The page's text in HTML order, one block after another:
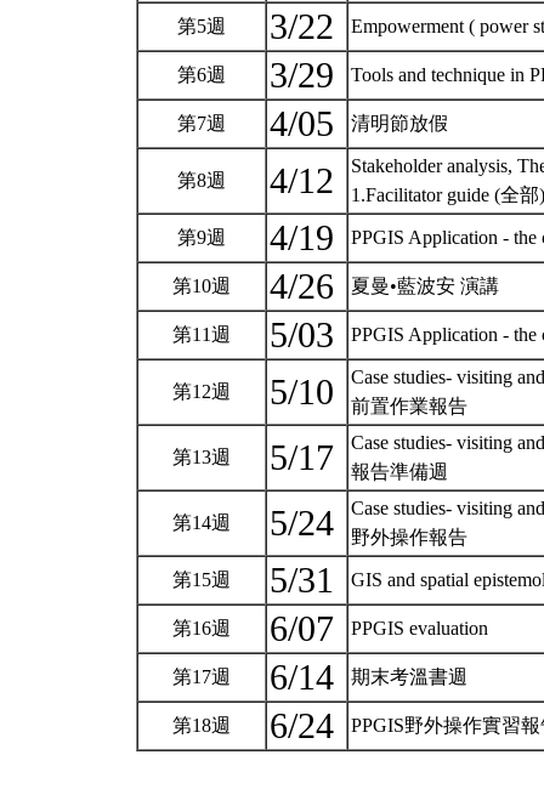
第5週 3/22 Empowerment ( power
第6週 3/29 Tools and technique in
第7週 4/05 清明節放假
第8週 4/12
Stakeholder analysis,
1.Facilitator guide (全
第9週 4/19 PPGIS Application - the
第10週 4/26 夏曼•藍波安 演講
第11週 5/03 PPGIS Application -
第12週 5/10
Case studies- visiting
前置作業報告
第13週 5/17
Case studies- visiting
報告準備週
第14週 5/24
Case studies- visiting
野外操作報告
第15週 5/31 GIS and spatial
第16週 6/07 PPGIS evaluation
第17週 6/14 期末考溫書週
第18週 6/24 PPGIS野外操作實習